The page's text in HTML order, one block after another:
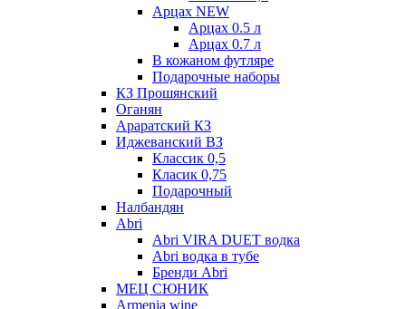
Арцах NEW
Арцах 0.5 л
Арцах 0.7 л
В кожаном футляре
Подарочные наборы
КЗ Прошянский
Оганян
Араратский КЗ
Иджеванский ВЗ
Классик 0,5
Класик 0,75
Подарочный
Налбандян
Abri
Abri VIRA DUET водка
Abri водка в тубе
Бренди Abri
МЕЦ СЮНИК
Armenia wine